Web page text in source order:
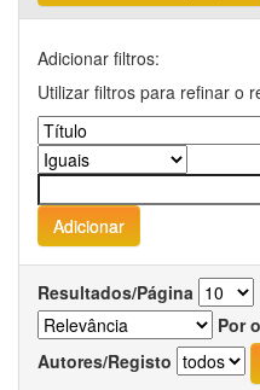
Adicionar filtros:
Utilizar filtros para refinar o
Resultados/Página
Por
Autores/Registo